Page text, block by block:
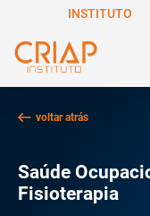
INSTITUTO
voltar atrás
Saúde
Fisioterapia